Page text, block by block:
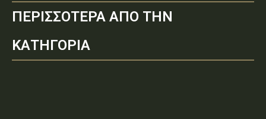
ΠΕΡΙΣΣΟΤΕΡΑ ΑΠΟ ΤΗΝ
ΚΑΤΗΓΟΡΙΑ